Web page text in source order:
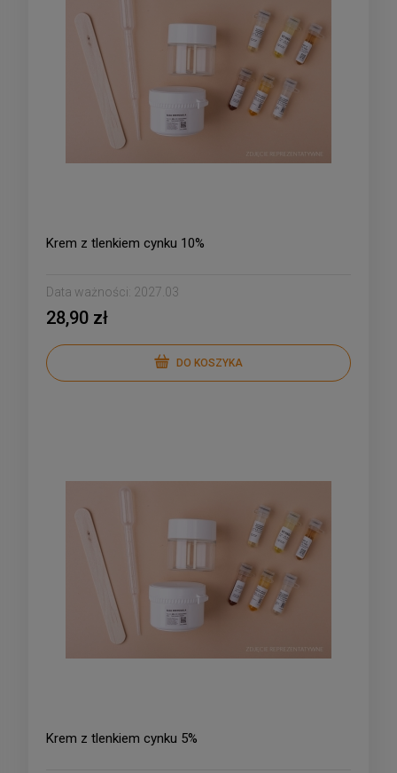
Krem z tlenkiem cynku 10%
Data ważności: 2027.03
28,90 zł
DO KOSZYKA
Krem z tlenkiem cynku 5%